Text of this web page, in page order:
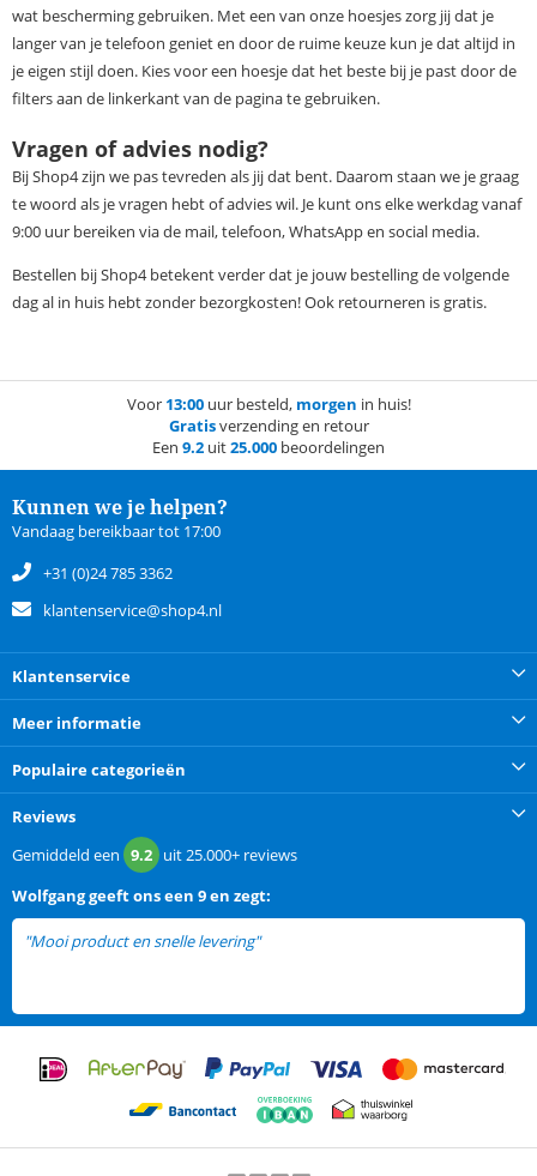
wat bescherming gebruiken. Met een van onze hoesjes zorg jij dat je
langer van je telefoon geniet en door de ruime keuze kun je dat altijd in
je eigen stijl doen. Kies voor een hoesje dat het beste bij je past door de
filters aan de linkerkant van de pagina te gebruiken.
Vragen of advies nodig?
Bij Shop4 zijn we pas tevreden als jij dat bent. Daarom staan we je graag
te woord als je vragen hebt of advies wil. Je kunt ons elke werkdag vanaf
9:00 uur bereiken via de mail, telefoon, WhatsApp en social media.
Bestellen bij Shop4 betekent verder dat je jouw bestelling de volgende
dag al in huis hebt zonder bezorgkosten! Ook retourneren is gratis.
Voor 13:00uur besteld, morgen in huis!
Gratisverzending en retour
Een 9.2 uit25.000 beoordelingen
Kunnen we je helpen?
Vandaag bereikbaar tot 17:00
+31 (0)24 785 3362
klantenservice@shop4.nl
Klantenservice
Meer informatie
Populaire categorieën
Reviews
Gemiddeld een 9.2 uit25.000+ reviews
Wolfganggeeft ons een 9 en zegt:
"Mooi product en snelle levering"